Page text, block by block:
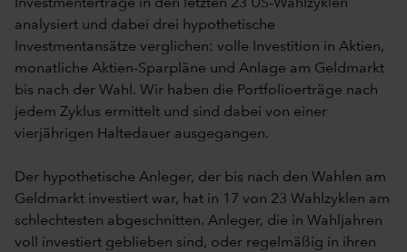
Investmenterträge in den letzten 23 US-Wahlzyklen
analysiert und dabei drei hypothetische
Investmentansätze verglichen: volle Investition in Aktien,
monatliche Aktien-Sparpläne und Anlage am Geldmarkt
bis nach der Wahl. Wir haben die Portfolioerträge nach
jedem Zyklus ermittelt und sind dabei von einer
vierjährigen Haltedauer ausgegangen.
Der hypothetische Anleger, der bis nach den Wahlen am
Geldmarkt investiert war, hat in 17 von 23 Wahlzyklen am
schlechtesten abgeschnitten. Anleger, die in Wahljahren
voll investiert geblieben sind, oder regelmäßig in ihren